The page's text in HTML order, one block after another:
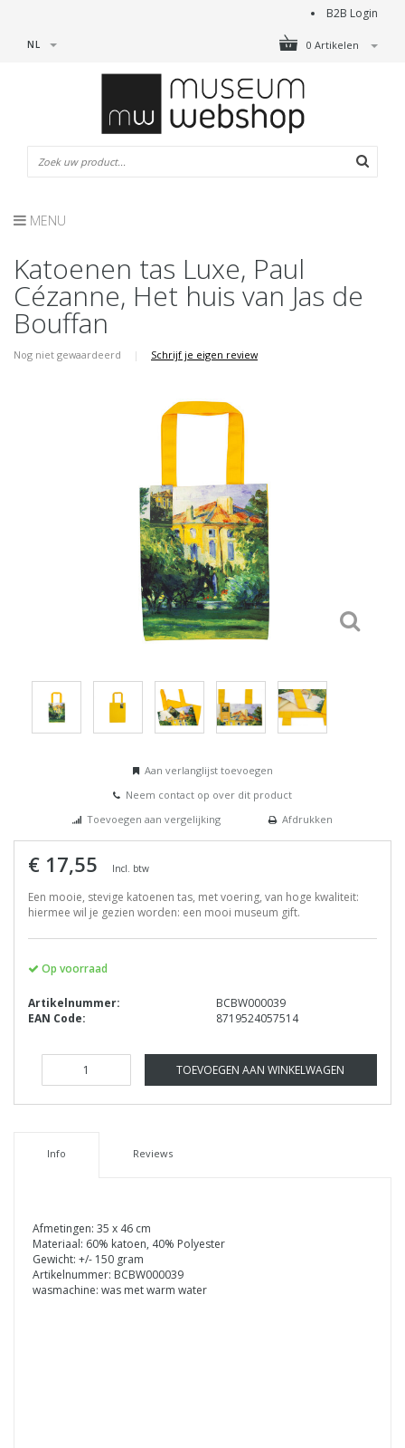
B2B Login
0 Artikelen
NL
MENU
Katoenen tas Luxe, Paul
Cézanne, Het huis van Jas de
Bouffan
Nog niet gewaardeerd | Schrijf je eigen review
Aan verlanglijst toevoegen
Neem contact op over dit product
Toevoegen aan vergelijking
Afdrukken
€ 17,55 Incl. btw
Een mooie, stevige katoenen tas, met voering, van hoge kwaliteit:
hiermee wil je gezien worden: een mooi museum gift.
Op voorraad
Artikelnummer:
BCBW000039
EAN Code:
8719524057514
TOEVOEGEN AAN WINKELWAGEN
Info Reviews
Afmetingen: 35 x 46 cm
Materiaal: 60% katoen, 40% Polyester
Gewicht: +/- 150 gram
Artikelnummer: BCBW000039
wasmachine: was met warm water